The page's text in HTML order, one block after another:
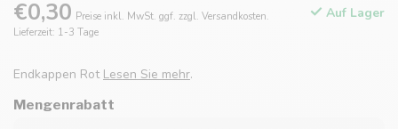
€0,30 Preise inkl. MwSt. ggf. zzgl. Versandkosten.
Lieferzeit: 1-3 Tage
Auf Lager
Endkappen Rot Lesen Sie mehr.
Mengenrabatt